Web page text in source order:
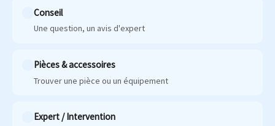
Conseil
Une question, un avis d'expert
Pièces & accessoires
Trouver une pièce ou un équipement
Expert / Intervention